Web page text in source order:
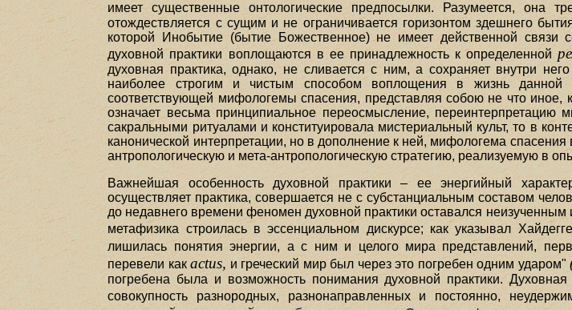
имеет существенные онтологические предпосылки. Разумеется, она
отождествляется с сущим и не ограничивается горизонтом здешнего
которой Инобытие (бытие Божественное) не имеет действенной связи
духовной практики воплощаются в ее принадлежность к определенной
духовная практика, однако, не сливается с ним, а сохраняет внутри
наиболее строгим и чистым способом воплощения в жизнь данной
соответствующей мифологемы спасения, представляя собою не что иное,
означает весьма принципиальное переосмысление,
сакральными ритуалами и конституировала мистериальный культ, то в
канонической интерпретации, но в дополнение к ней, мифологема спасения
антропологическую и мета-антропологическую стратегию, реализуемую в
Важнейшая особенность духовной практики – ее энергийный
осуществляет практика, совершается не с субстанциальным составом
до недавнего времени феномен духовной практики оставался
метафизика строилась в эссенциальном дискурсе; как указывал
лишилась понятия энергии, а с ним и целого мира представлений,
перевели какactus, и греческий мир был через это погребен одним ударом"
погребена была и возможность понимания духовной практики. Духовная
совокупность разнородных, разнонаправленных и постоянно,